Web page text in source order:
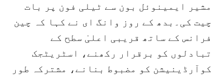
مشیر ایمینوئل بون سے ٹیلی فون پر بات
چیت کی۔بدھ کے روز وانگ ای نے کہا کہ چین
فرانس کے ساتھ قریبی اعلیٰ سطح کے
تبادلوں کو برقرار رکھنے، اسٹریٹجک
کوآرڈینیشن کو مضبوط بنانے، مشترکہ طور